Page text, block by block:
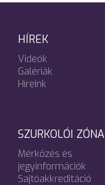
HÍREK
Videók
Galériák
Híreink
SZURKOLÓI ZÓNA
Mérkőzés és
jegyinformációk
Sajtóakkreditáció